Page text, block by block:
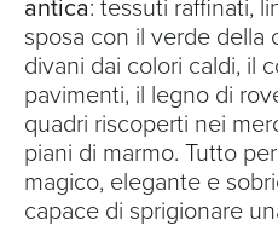
antica: tessuti raffinati,
sposa con il verde della
divani dai colori caldi, il
pavimenti, il legno di
quadri riscoperti nei
piani di marmo. Tutto
magico, elegante e
capace di sprigionare